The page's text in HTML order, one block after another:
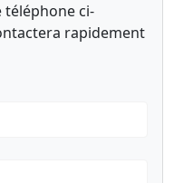
téléphone ci-
rapidement